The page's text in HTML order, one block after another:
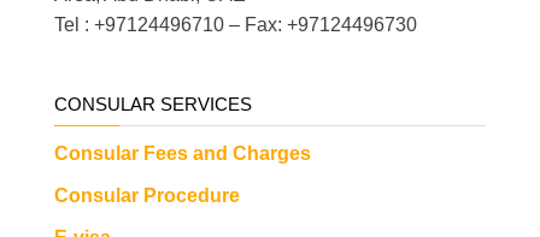
Tel : +97124496710 – Fax: +97124496730
CONSULAR SERVICES
Consular Fees and Charges
Consular Procedure